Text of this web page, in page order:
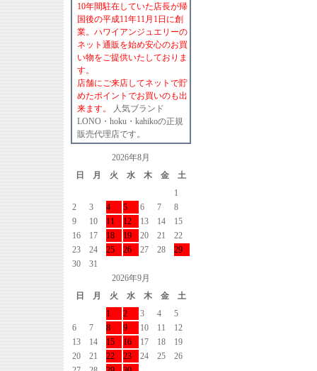
10年間駐在していた店長が帰
国後の平成11年11月1日に創
業。ハワイアンジュエリーの
ネット通販を始め安心のお買
い物をご提供いたしておりま
す。
店舗にご来店してネットで貯
めたポイントでお買いのも出
来ます。
人気ブランド
LONO・hoku・kahikoの正規
販売代理店です。
2026年8月
日
月 火 水 木 金
土
1
2
3 4 5 6 7
8
9
10 11 12 13 14
15
16
17 18 19 20 21
22
23
24 25 26 27 28
29
30
31
2026年9月
日
月 火 水 木 金
土
1
2 3 4
5
6
7 8 9 10 11
12
13
14 15 16 17 18
19
20
21 22 23 24 25
26